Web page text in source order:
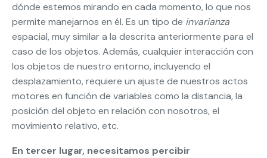
dónde estemos mirando en cada momento, lo que nos
permite manejarnos en él. Es un tipo de invarianza
espacial, muy similar a la descrita anteriormente para el
caso de los objetos. Además, cualquier interacción con
los objetos de nuestro entorno, incluyendo el
desplazamiento, requiere un ajuste de nuestros actos
motores en función de variables como la distancia, la
posición del objeto en relación con nosotros, el
movimiento relativo, etc.
En tercer lugar, necesitamos percibir